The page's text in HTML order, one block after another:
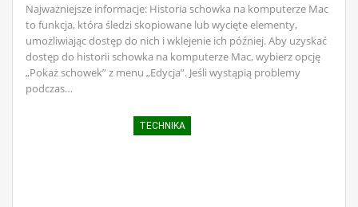
Najważniejsze informacje: Historia schowka na komputerze Mac
to funkcja, która śledzi skopiowane lub wycięte elementy,
umożliwiając dostęp do nich i wklejenie ich później. Aby uzyskać
dostęp do historii schowka na komputerze Mac, wybierz opcję
„Pokaż schowek” z menu „Edycja”. Jeśli wystąpią problemy
podczas…
TECHNIKA